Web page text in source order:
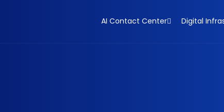
AI Contact Center Digital